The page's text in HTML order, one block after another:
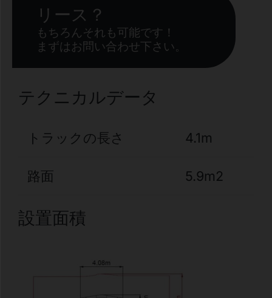
リース？
もちろんそれも可能です！
まずはお問い合わせ下さい。
テクニカルデータ
トラックの長さ 4.1m
路面 5.9m2
設置面積